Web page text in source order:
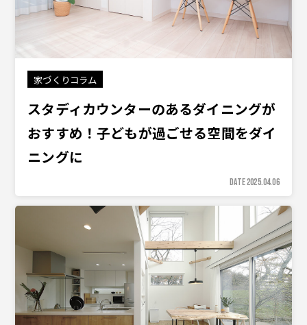
家づくりコラム
スタディカウンターのあるダイニングが
おすすめ！子どもが過ごせる空間をダイ
ニングに
DATE 2025.04.06